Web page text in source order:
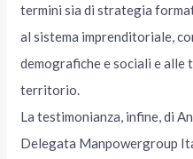
termini sia di strategia
al sistema imprenditoriale,
demografiche e sociali e
territorio.
La testimonianza, infine, di
Delegata Manpowergroup